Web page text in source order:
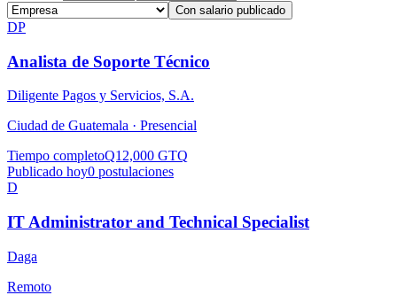
Con salario publicado
DP
Analista de Soporte Técnico
Diligente Pagos y Servicios, S.A.
Ciudad de Guatemala · Presencial
Tiempo completoQ12,000 GTQ
Publicado hoy0 postulaciones
D
IT Administrator and Technical Specialist
Daga
Remoto